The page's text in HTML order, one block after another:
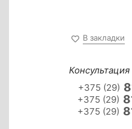
В закладки
+375 (29)
+375 (29)
+375 (29)